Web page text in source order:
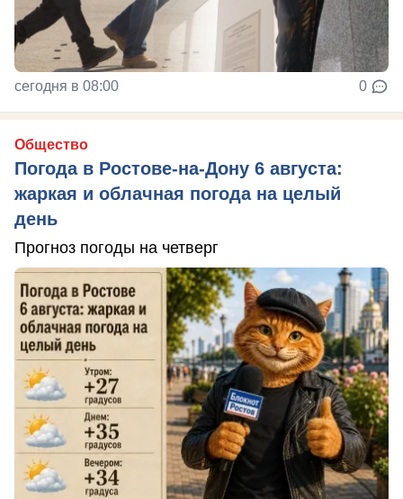
сегодня в 08:00 0
Общество
Погода в Ростове-на-Дону 6 августа:
жаркая и облачная погода на целый
день
Прогноз погоды на четверг